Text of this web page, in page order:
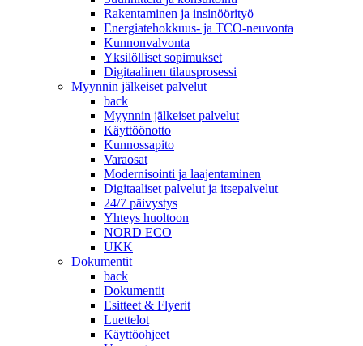
Rakentaminen ja insinöörityö
Energiatehokkuus- ja TCO-neuvonta
Kunnonvalvonta
Yksilölliset sopimukset
Digitaalinen tilausprosessi
Myynnin jälkeiset palvelut
back
Myynnin jälkeiset palvelut
Käyttöönotto
Kunnossapito
Varaosat
Modernisointi ja laajentaminen
Digitaaliset palvelut ja itsepalvelut
24/7 päivystys
Yhteys huoltoon
NORD ECO
UKK
Dokumentit
back
Dokumentit
Esitteet & Flyerit
Luettelot
Käyttöohjeet